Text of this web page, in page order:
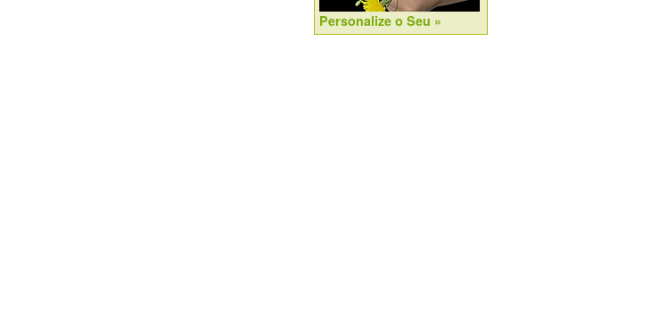
Personalize o Seu »